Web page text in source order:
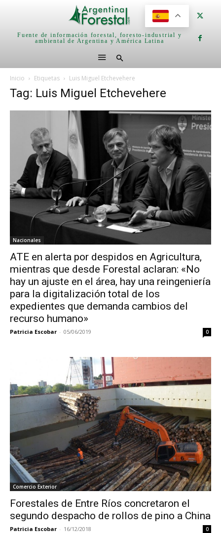
Fuente de información forestal, foresto-industrial y
ambiental de Argentina y América Latina
Inicio Etiquetas Luis Miguel Etchevehere
Tag: Luis Miguel Etchevehere
Nacionales
ATE en alerta por despidos en Agricultura,
mientras que desde Forestal aclaran: «No
hay un ajuste en el área, hay una reingeniería
para la digitalización total de los
expedientes que demanda cambios del
recurso humano»
Patricia Escobar - 05/06/2019 0
Comercio Exterior
Forestales de Entre Ríos concretaron el
segundo despacho de rollos de pino a China
Patricia Escobar - 16/12/2018 0